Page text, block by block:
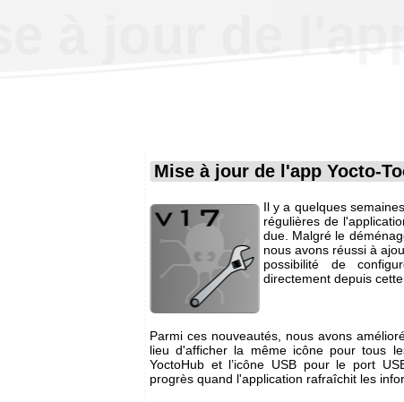
à jour de
Mise à jour de l'app Yocto-
Il y a quelques
régulières de
due. Malgré le
nous avons réussi à
possibilité de
directement depuis cette
Parmi ces nouveautés, nous avons
lieu d'afficher la même icône pour tous
YoctoHub et l’icône USB pour le port
progrès quand l'application rafraîchit les